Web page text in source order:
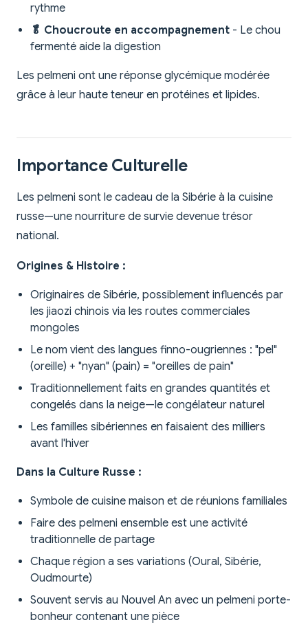
rythme
🥬 Choucroute en accompagnement - Le chou
fermenté aide la digestion
Les pelmeni ont une réponse glycémique modérée
grâce à leur haute teneur en protéines et lipides.
Importance Culturelle
Les pelmeni sont le cadeau de la Sibérie à la cuisine
russe—une nourriture de survie devenue trésor
national.
Origines & Histoire :
Originaires de Sibérie, possiblement influencés par
les jiaozi chinois via les routes commerciales
mongoles
Le nom vient des langues finno-ougriennes : "pel"
(oreille) + "nyan" (pain) = "oreilles de pain"
Traditionnellement faits en grandes quantités et
congelés dans la neige—le congélateur naturel
Les familles sibériennes en faisaient des milliers
avant l'hiver
Dans la Culture Russe :
Symbole de cuisine maison et de réunions familiales
Faire des pelmeni ensemble est une activité
traditionnelle de partage
Chaque région a ses variations (Oural, Sibérie,
Oudmourte)
Souvent servis au Nouvel An avec un pelmeni porte-
bonheur contenant une pièce